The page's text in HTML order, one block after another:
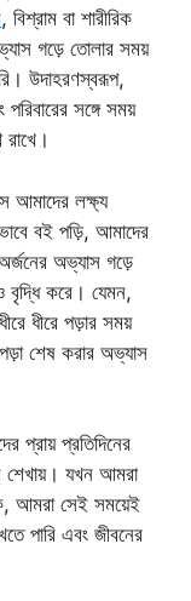
, বিশ্রাম বা শারীরিক
গড়ে তোলার সময়
উদাহরণস্বরূপ,
সঙ্গে সময়
আমাদের লক্ষ্য
বই পড়ি, আমাদের
অভ্যাস গড়ে
বৃদ্ধি করে। যেমন,
ধীরে পড়ার সময়
শেষ করার অভ্যাস
প্রায় প্রতিদিনের
শেখায়। যখন আমরা
আমরা সেই সময়েই
পারি এবং জীবনের